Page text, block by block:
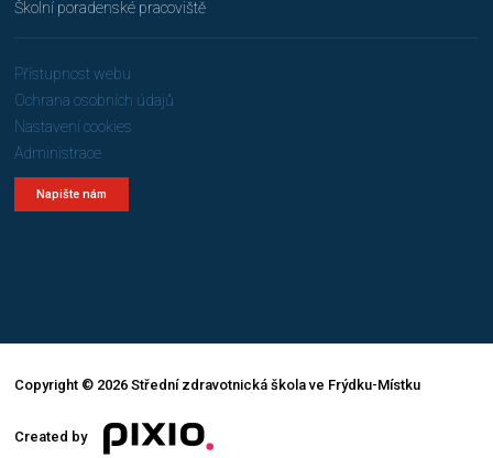
Školní poradenské pracoviště
Přístupnost webu
Ochrana osobních údajů
Nastavení cookies
Administrace
Napište nám
Copyright © 2026 Střední zdravotnická škola ve Frýdku-Místku
Created by